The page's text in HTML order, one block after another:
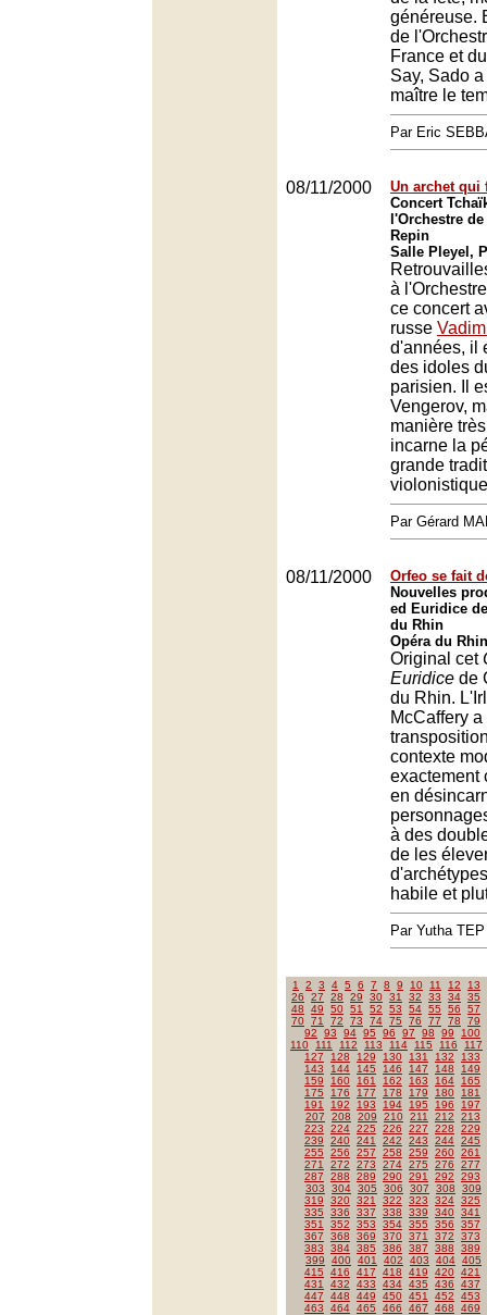
généreuse.
de
France et
Say, Sado
maître le
Par Eric
08/11/2000
Un archet qui
Concert
l'Orchestre
Repin
Salle Pleyel,
à
ce concert
russe
d'années, il
des idoles
parisien. Il
Vengerov,
manière
incarne la
grande
Par Gérard
08/11/2000
Orfeo se fait
Nouvelles
ed Euridice
du Rhin
Opéra du
Original cet
Euridice de
du Rhin.
McCaffery
contexte
exactement
en
à des
de les
habile et
Par Yutha TEP
1 2 3 4 5 6 7 8 9 10 11 12
13
26
27 28 29 30 31 32 33 34 35
48
49 50 51 52 53 54 55 56
57
70 71 72 73 74 75 76 77 78
79
92
93 94 95 96 97 98 99
100
110
111 112 113 114 115 116
117
127
128 129 130 131 132
133
143
144 145 146 147 148
149
159
160 161 162 163 164
165
175
176 177 178 179 180
181
191
192 193 194 195 196
197
207
208 209 210 211 212
213
223
224 225 226 227 228
229
239
240 241 242 243 244 245
255
256 257 258 259 260 261
271
272 273 274 275 276
277
287
288 289 290 291 292
293
303
304 305 306 307 308
309
319
320 321 322 323 324 325
335
336 337 338 339 340 341
351
352 353 354 355 356
357
367
368 369 370 371 372
373
383
384 385 386 387 388
389
399
400 401 402 403 404 405
415
416 417 418 419 420 421
431
432 433 434 435 436
437
447
448 449 450 451 452
453
463
464 465 466 467 468 469